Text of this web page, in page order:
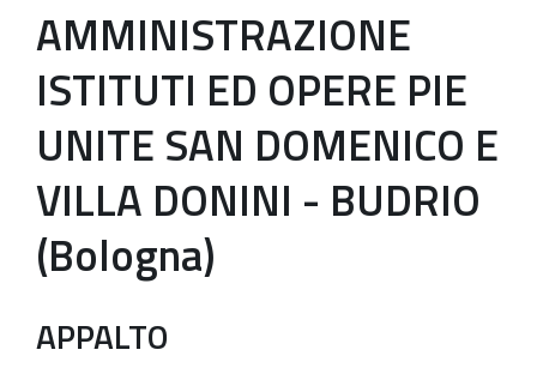
AMMINISTRAZIONE
ISTITUTI ED OPERE PIE
UNITE SAN DOMENICO E
VILLA DONINI - BUDRIO
(Bologna)
APPALTO